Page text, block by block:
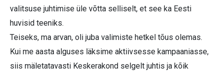
valitsuse juhtimise üle võtta selliselt, et see ka Eesti
huvisid teeniks.
Teiseks, ma arvan, oli juba valimiste hetkel tõus olemas.
Kui me aasta alguses läksime aktiivsesse kampaaniasse,
siis mäletatavasti Keskerakond selgelt juhtis ja kõik